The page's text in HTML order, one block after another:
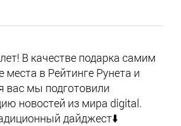
В качестве подарка самим
в Рейтинге Рунета и
вас мы подготовили
новостей из мира digital.
дайджест⬇️